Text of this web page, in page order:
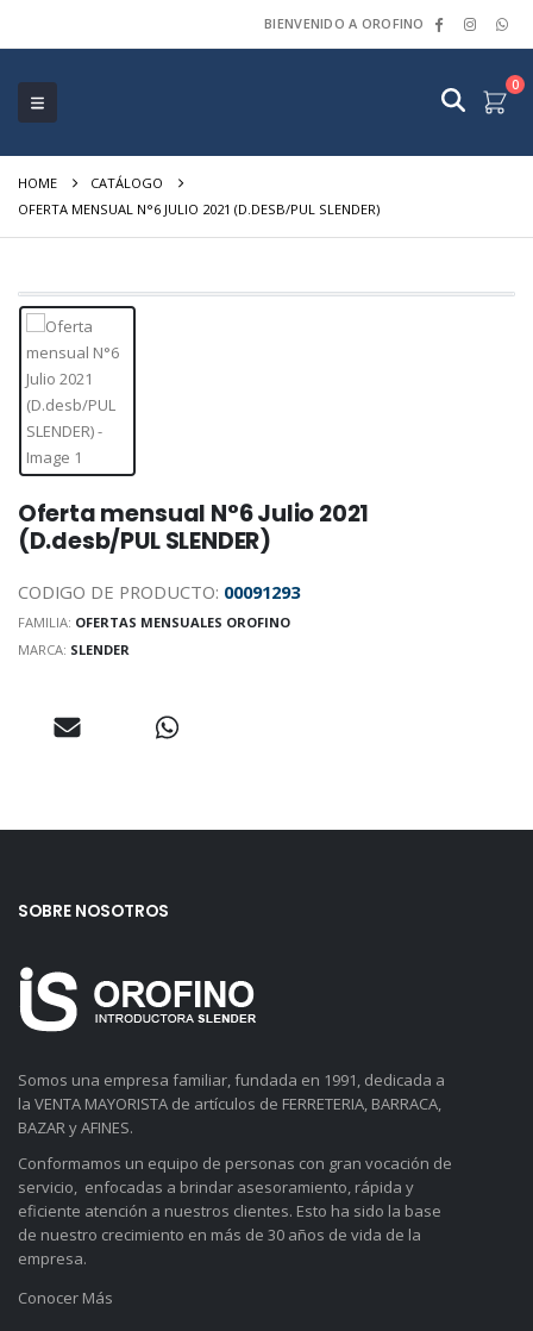
BIENVENIDO A OROFINO
0
HOME
CATÁLOGO
OFERTA MENSUAL N°6 JULIO 2021 (D.DESB/PUL SLENDER)
Oferta mensual N°6 Julio 2021
(D.desb/PUL SLENDER)
CODIGO DE PRODUCTO: 00091293
FAMILIA: OFERTAS MENSUALES OROFINO
MARCA: SLENDER
SOBRE NOSOTROS
Somos una empresa familiar, fundada en 1991, dedicada a
la VENTA MAYORISTA de artículos de FERRETERIA, BARRACA,
BAZAR y AFINES.
Conformamos un equipo de personas con gran vocación de
servicio, enfocadas a brindar asesoramiento, rápida y
eficiente atención a nuestros clientes. Esto ha sido la base
de nuestro crecimiento en más de 30 años de vida de la
empresa.
Conocer Más